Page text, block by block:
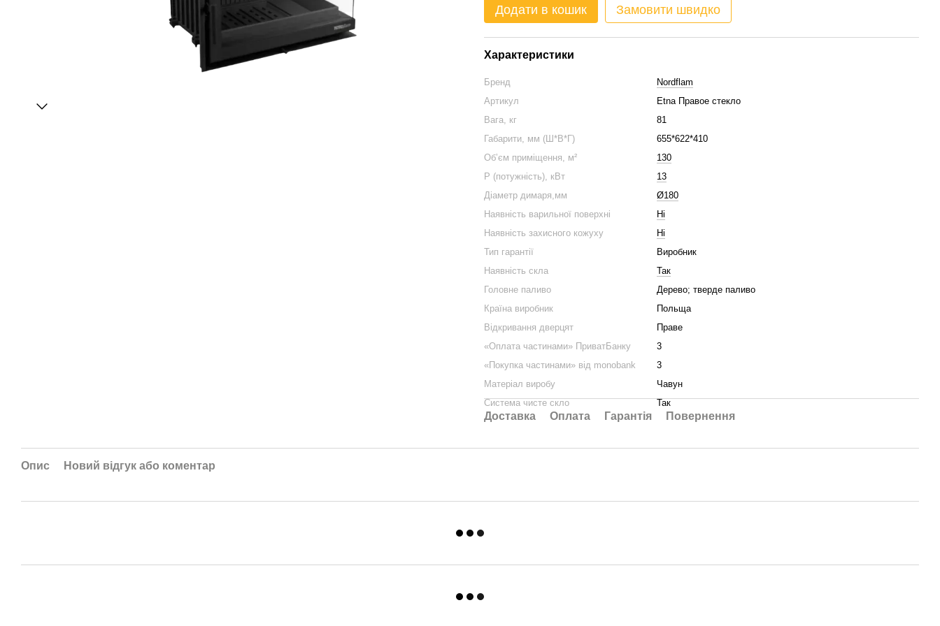
Додати в кошик Замовити швидко
Характеристики
Бренд
Nordflam
Артикул
Etna Правое стекло
Вага, кг
81
Габарити, мм (Ш*В*Г)
655*622*410
Обʼєм приміщення, м²
130
P (потужність), кВт
13
Діаметр димаря,мм
Ø180
Наявність варильної поверхні
Ні
Наявність захисного кожуху
Ні
Тип гарантії
Виробник
Наявність скла
Так
Головне паливо
Дерево; тверде паливо
Країна виробник
Польща
Відкривання дверцят
Праве
«Оплата частинами» ПриватБанку
3
«Покупка частинами» від monobank
3
Матеріал виробу
Чавун
Система чисте скло
Так
Доставка Оплата Гарантія Повернення
Опис Новий відгук або коментар